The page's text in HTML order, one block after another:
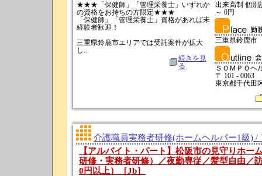
★★★「保健師」「管理栄養士」いずれか
の資格をお持ちの方限定★★★
「保健師」「管理栄養士」資格があれば未
経験者歓迎！
三重県鈴鹿市エリアでは受託案件が拡大
し...
続きを見
る
出来高制 個別
～ 0円
三重県鈴鹿市
ＳＯＭＰＯヘ
〒 101 - 0063
東京都千代田
介護職員実務者研修(ホームヘルパー1級) /
【アルバイト・パート】松阪市の見守りホー
研修・実務者研修）／夜勤専従／髪型自由／
0円以上）［Jb］